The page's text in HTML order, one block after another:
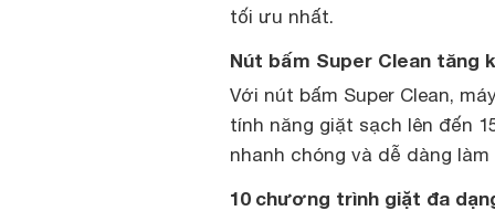
tối ưu nhất.
Nút bấm Super Clean tăng
Với nút bấm Super Clean,
tính năng giặt sạch lên đến
nhanh chóng và dễ dàng
10 chương trình giặt đa